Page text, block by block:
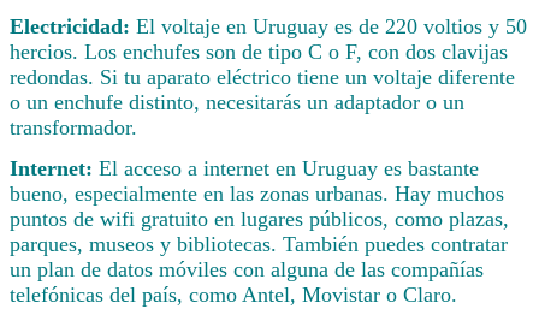
Electricidad: El voltaje en Uruguay es de 220 voltios y 50
hercios. Los enchufes son de tipo C o F, con dos clavijas
redondas. Si tu aparato eléctrico tiene un voltaje diferente
o un enchufe distinto, necesitarás un adaptador o un
transformador.
Internet: El acceso a internet en Uruguay es bastante
bueno, especialmente en las zonas urbanas. Hay muchos
puntos de wifi gratuito en lugares públicos, como plazas,
parques, museos y bibliotecas. También puedes contratar
un plan de datos móviles con alguna de las compañías
telefónicas del país, como Antel, Movistar o Claro.